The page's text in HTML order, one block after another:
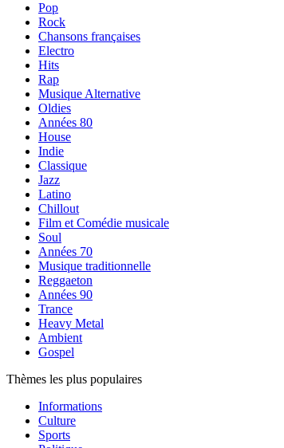
Pop
Rock
Chansons françaises
Electro
Hits
Rap
Musique Alternative
Oldies
Années 80
House
Indie
Classique
Jazz
Latino
Chillout
Film et Comédie musicale
Soul
Années 70
Musique traditionnelle
Reggaeton
Années 90
Trance
Heavy Metal
Ambient
Gospel
Thèmes les plus populaires
Informations
Culture
Sports